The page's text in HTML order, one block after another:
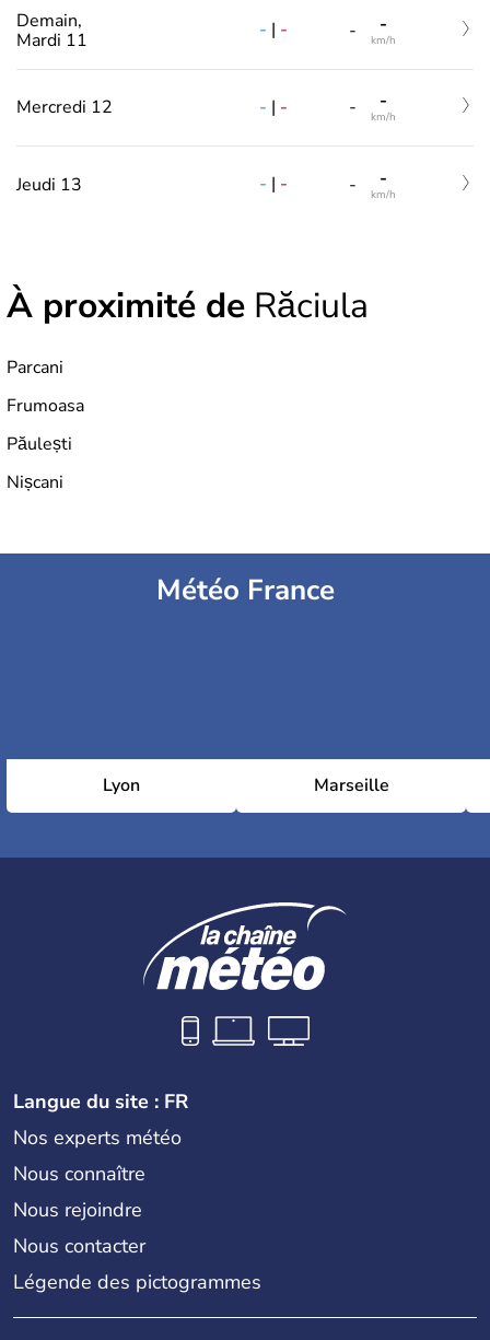
Demain,
Mardi 11
- | - - -
km/h
Mercredi 12 - | - - -
km/h
Jeudi 13 - | - - -
km/h
À proximité de Răciula
Parcani
Frumoasa
Păulești
Nișcani
Météo France
Lyon Marseille
Langue du site : FR
Nos experts météo
Nous connaître
Nous rejoindre
Nous contacter
Légende des pictogrammes